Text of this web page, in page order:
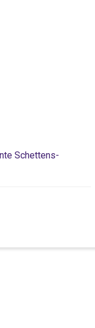
Schettens-